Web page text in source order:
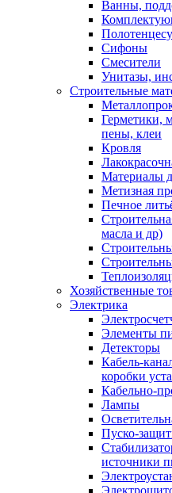
Ванны,
Сифоны
Смесители
Унитазы,
Строительные
Герметики,
пены, клеи
Кровля
Материалы
Метизная
Печное
масла и др)
Хозяйственные
Электрика
Элементы
Детекторы
Кабель-
коробки
Кабельно-
Лампы
Пуско-
источники